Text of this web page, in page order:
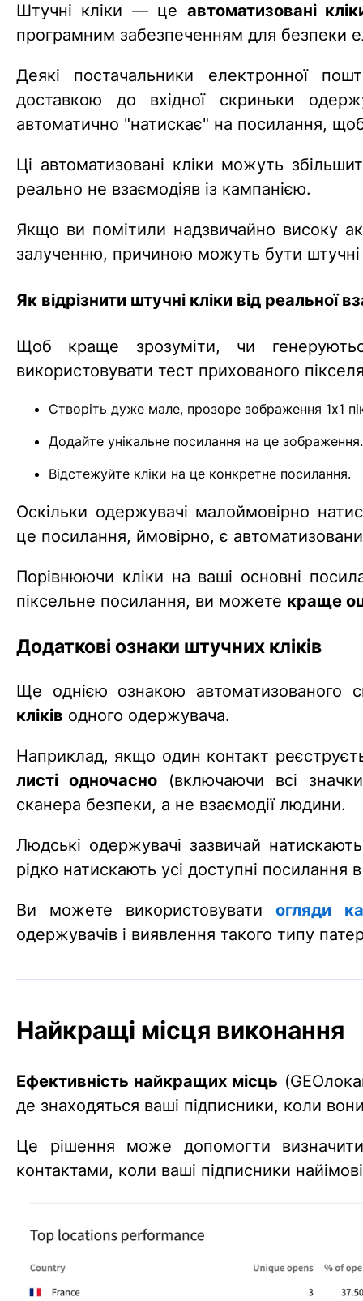
Штучні кліки — це автоматизовані
програмним забезпеченням для безпеки
Деякі постачальники електронної
доставкою до вхідної скриньки
автоматично "натискає" на посилання,
Ці автоматизовані кліки можуть
реально не взаємодіяв із кампанією.
Якщо ви помітили надзвичайно високу
залученню, причиною можуть бути штучні
Як відрізнити штучні кліки від реальної
Щоб краще зрозуміти, чи
використовувати тест прихованого
Створіть дуже мале, прозоре зображення 1x1
Додайте унікальне посилання на це зображення.
Відстежуйте кліки на це конкретне посилання.
Оскільки одержувачі малоймовірно
це посилання, ймовірно, є
Порівнюючи кліки на ваші основні
піксельне посилання, ви можете краще
Додаткові ознаки штучних кліків
Ще однією ознакою автоматизованого
кліків одного одержувача.
Наприклад, якщо один контакт
листі одночасно (включаючи всі
сканера безпеки, а не взаємодії людини.
Людські одержувачі зазвичай
рідко натискають усі доступні посилання
Ви можете використовуватиогляди
одержувачів і виявлення такого типу
Найкращі місця виконання
Ефективність найкращих місць
де знаходяться ваші підписники, коли
Це рішення може допомогти
контактами, коли ваші підписники